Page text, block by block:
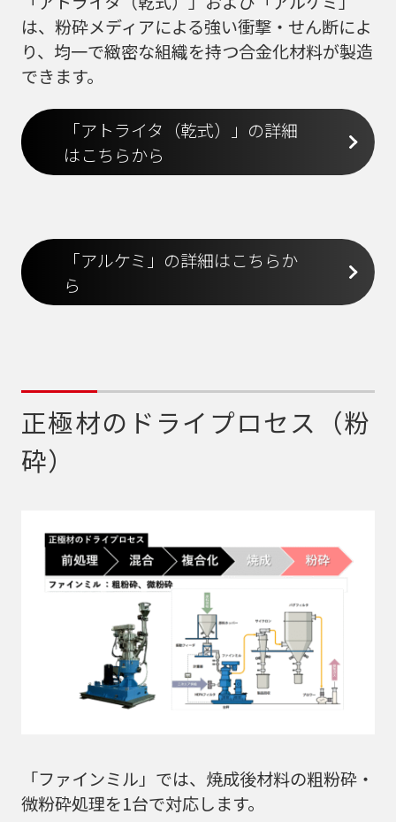
は、粉砕メディアによる強い衝撃・せん断によ
り、均一で緻密な組織を持つ合金化材料が製造
できます。
「アトライタ（乾式）」の詳細
はこちらから
「アルケミ」の詳細はこちらか
ら
正極材のドライプロセス（粉
砕）
「ファインミル」では、焼成後材料の粗粉砕・
微粉砕処理を1台で対応します。